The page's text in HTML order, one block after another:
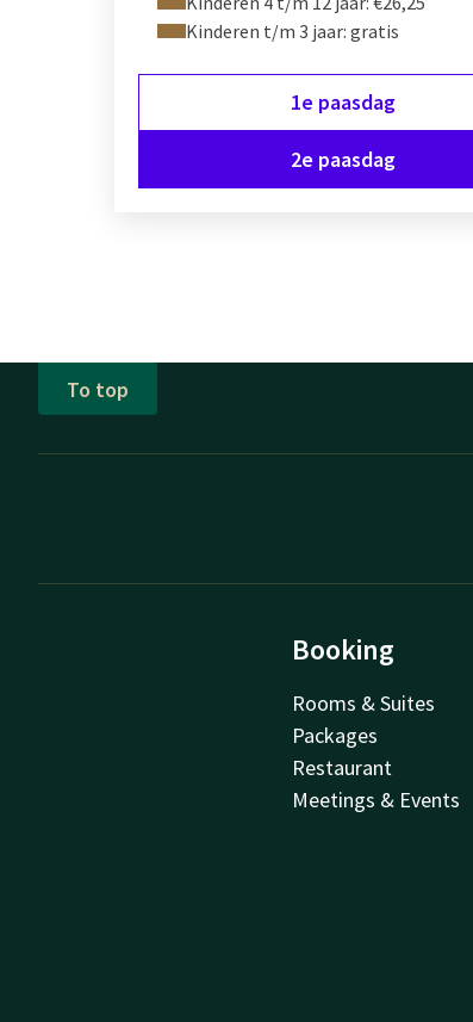
Kinderen t/m 3 jaar: gratis
1e paasdag
2e paasdag
To top
Booking
Rooms & Suites
Packages
Restaurant
Meetings & Events